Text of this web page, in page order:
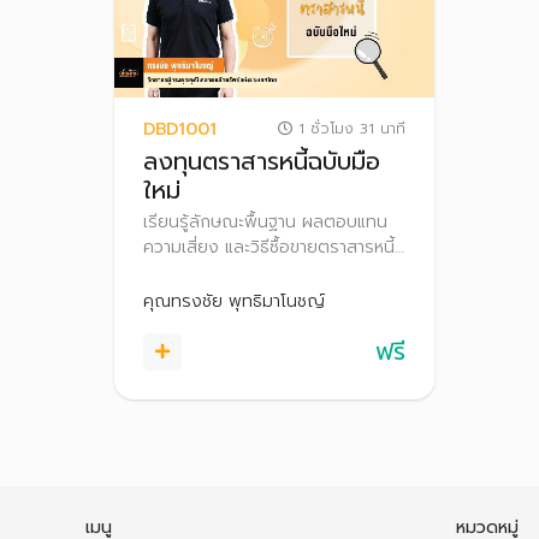
DBD1001 1 ชั่วโมง 31 นาที
ลงทุนตราสารหนี้ฉบับมือ
ใหม่
เรียนรู้ลักษณะพื้นฐาน ผลตอบแทน
ความเสี่ยง และวิธีซื้อขายตราสารหนี้
ตัดสินใจลงทุนได้อย่างเหมาะสม
คุณทรงชัย พุทธิมาโนชญ์
ฟรี
เมนู หมวดหมู่